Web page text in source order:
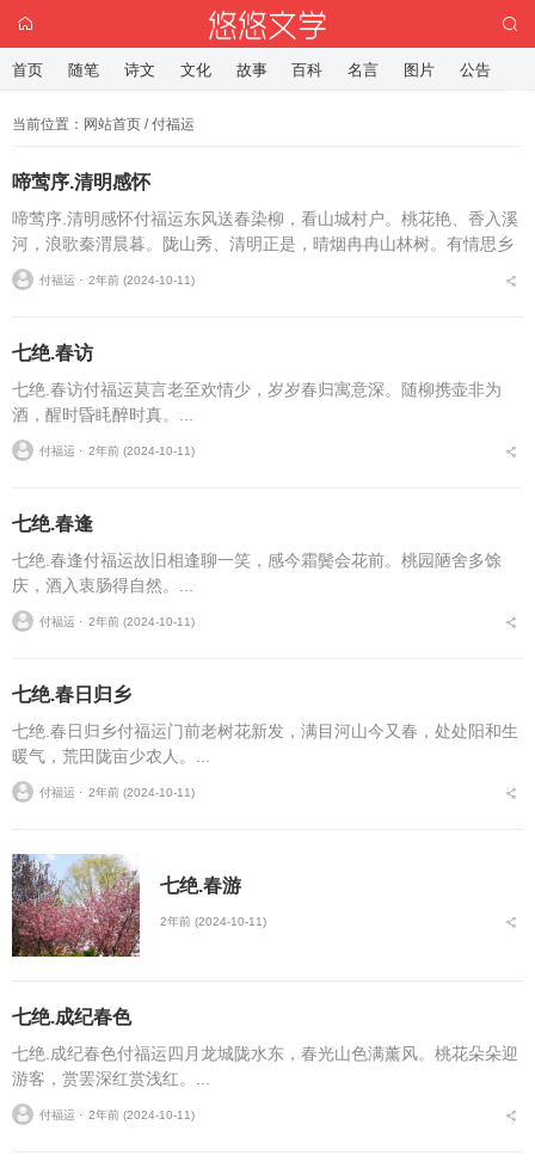
当前位置： 网站首页 / 付福运
啼莺序.清明感怀
啼莺序.清明感怀付福运东风送春染柳，看山城村户。桃花艳、香入溪
河，浪歌秦渭晨暮。陇山秀、清明正是，晴烟冉冉山林树。有情思乡
意，何如凌空飞絮。多少时光，蹉跎已过，却如尘如露。想昔岁、幼
稚轻年，陋居田家寒...
付福运 ⋅ 2年前 (2024-10-11)
七绝.春访
七绝.春访付福运莫言老至欢情少，岁岁春归寓意深。随柳携壶非为
酒，醒时昏眊醉时真。...
付福运 ⋅ 2年前 (2024-10-11)
七绝.春逢
七绝.春逢付福运故旧相逢聊一笑，感今霜鬓会花前。桃园陋舍多馀
庆，酒入衷肠得自然。...
付福运 ⋅ 2年前 (2024-10-11)
七绝.春日归乡
七绝.春日归乡付福运门前老树花新发，满目河山今又春，处处阳和生
暖气，荒田陇亩少农人。...
付福运 ⋅ 2年前 (2024-10-11)
七绝.春游
2年前 (2024-10-11)
七绝.成纪春色
七绝.成纪春色付福运四月龙城陇水东，春光山色满薰风。桃花朵朵迎
游客，赏罢深红赏浅红。...
付福运 ⋅ 2年前 (2024-10-11)
首页 随笔 诗文 文化 故事 百科 名言 图片 公告